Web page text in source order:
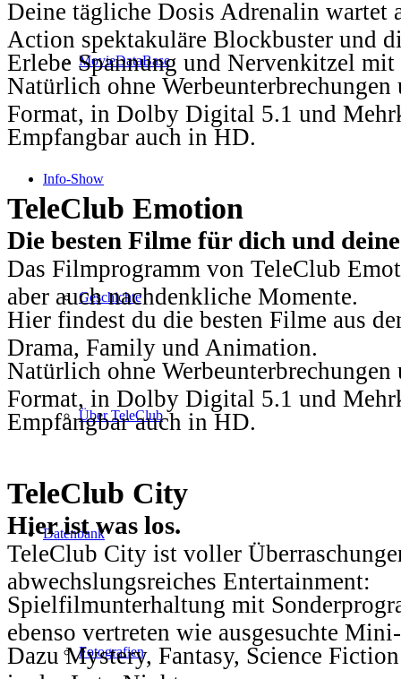
MovieDataBase
Info-Show
Geschichte
Über TeleClub
Datenbank
Fotografien
Deine tägliche Dosis Adrenalin wartet
Action spektakuläre Blockbuster und
Erlebe Spannung und Nervenkitzel
Natürlich ohne
Format, in Dolby Digital 5.1 und
Empfangbar auch in HD.
TeleClub Emotion
Die besten Filme für dich und
Das Filmprogramm von TeleClub
aber auch nachdenkliche Momente.
Hier findest du die besten Filme aus
Drama, Family und Animation.
Natürlich ohne
Format, in Dolby Digital 5.1 und
Empfangbar auch in HD.
TeleClub City
Hier ist was los.
TeleClub City ist voller
abwechslungsreiches Entertainment:
Spielfilmunterhaltung mit
ebenso vertreten wie ausgesuchte
Dazu Mystery, Fantasy, Science